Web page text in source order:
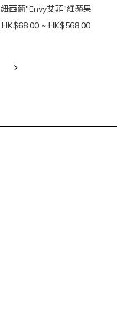
紐西蘭"Envy艾菲"紅蘋果
HK$68.00 ~ HK$568.00